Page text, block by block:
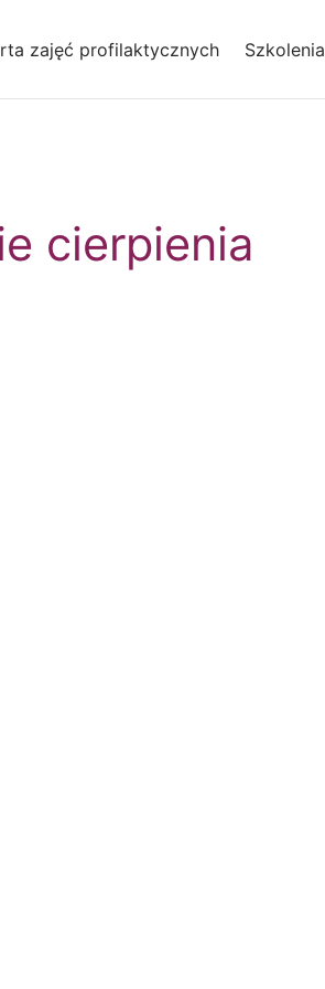
zajęć profilaktycznych Szkolenia
cierpienia